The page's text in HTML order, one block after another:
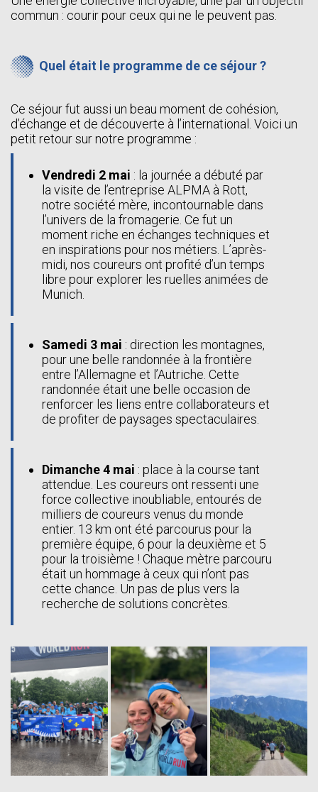
commun : courir pour ceux qui ne le peuvent pas.
Quel était le programme de ce séjour ?
Ce séjour fut aussi un beau moment de cohésion,
d’échange et de découverte à l’international. Voici un
petit retour sur notre programme :
Vendredi 2 mai : la journée a débuté par
la visite de l’entreprise ALPMA à Rott,
notre société mère, incontournable dans
l’univers de la fromagerie. Ce fut un
moment riche en échanges techniques et
en inspirations pour nos métiers. L’après-
midi, nos coureurs ont profité d’un temps
libre pour explorer les ruelles animées de
Munich.
Samedi 3 mai : direction les montagnes,
pour une belle randonnée à la frontière
entre l’Allemagne et l’Autriche. Cette
randonnée était une belle occasion de
renforcer les liens entre collaborateurs et
de profiter de paysages spectaculaires.
Dimanche 4 mai : place à la course tant
attendue. Les coureurs ont ressenti une
force collective inoubliable, entourés de
milliers de coureurs venus du monde
entier. 13 km ont été parcourus pour la
première équipe, 6 pour la deuxième et 5
pour la troisième ! Chaque mètre parcouru
était un hommage à ceux qui n’ont pas
cette chance. Un pas de plus vers la
recherche de solutions concrètes.